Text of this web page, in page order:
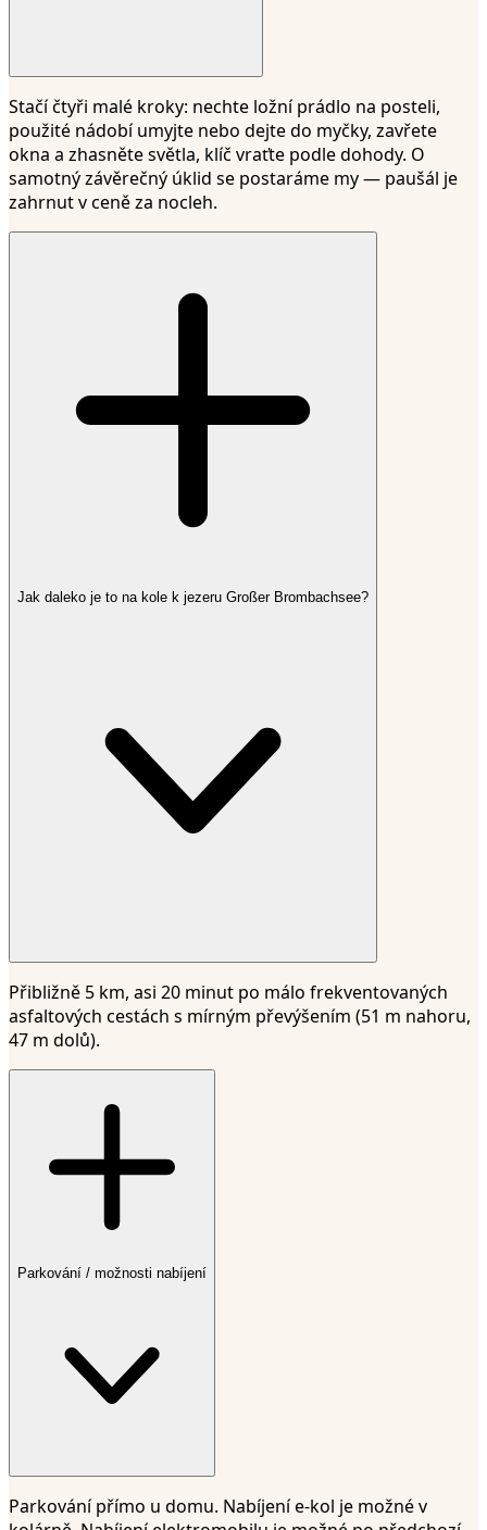
Stačí čtyři malé kroky: nechte ložní prádlo na posteli,
použité nádobí umyjte nebo dejte do myčky, zavřete
okna a zhasněte světla, klíč vraťte podle dohody. O
samotný závěrečný úklid se postaráme my — paušál je
zahrnut v ceně za nocleh.
Jak daleko je to na kole k jezeru Großer Brombachsee?
Přibližně 5 km, asi 20 minut po málo frekventovaných
asfaltových cestách s mírným převýšením (51 m nahoru,
47 m dolů).
Parkování / možnosti nabíjení
Parkování přímo u domu. Nabíjení e-kol je možné v